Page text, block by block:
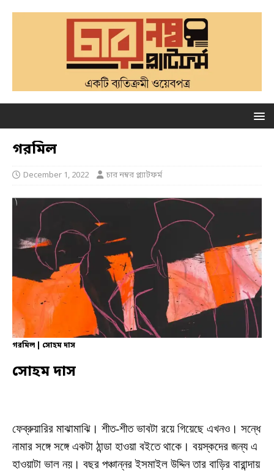
গরমিল
December 1, 2022 চার নম্বর প্ল্যাটফর্ম
গরমিল | সোহম দাস
সোহম দাস
ফেব্রুয়ারির মাঝামাঝি। শীত-শীত ভাবটা রয়ে গিয়েছে এখনও। সন্ধে
নামার সঙ্গে সঙ্গে একটা ঠান্ডা হাওয়া বইতে থাকে। বয়স্কদের জন্য এ
হাওয়াটা ভাল নয়। বছর পঞ্চান্নর ইসমাইল উদ্দিন তার বাড়ির বারান্দায়